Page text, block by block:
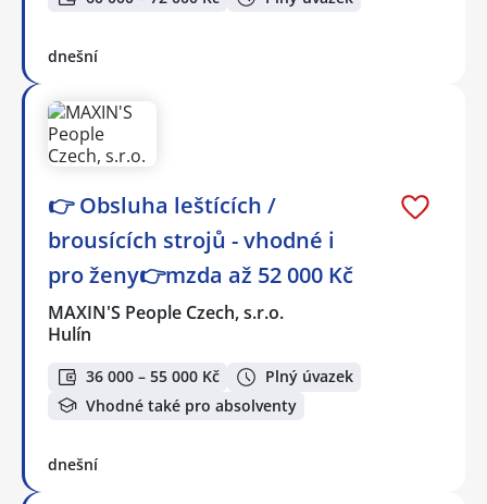
dnešní
👉 Obsluha leštících /
brousících strojů - vhodné i
pro ženy👉mzda až 52 000 Kč
MAXIN'S People Czech, s.r.o.
Hulín
36 000 – 55 000 Kč
Plný úvazek
Vhodné také pro absolventy
dnešní